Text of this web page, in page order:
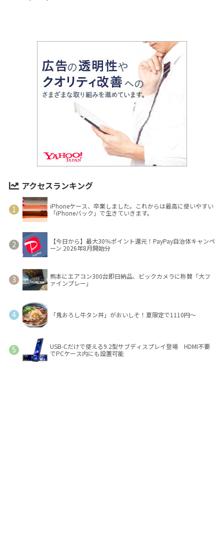
アクセスランキング
iPhoneケース、卒業しました。これからは最高に使いやすい
「iPhoneバック」で生きていきます。
【今日から】最大30％ポイント還元！PayPay自治体キャンペ
ーン 2026年8月開始分
熊本にエアコン300台即日納品、ビックカメラに称賛「大フ
ァインプレー」
「鬼おろし牛タン丼」がおいしそ！夏限定で1110円～
USB-Cだけで使える9.2型サブディスプレイ登場 HDMI不要
でPCケース内にも設置可能